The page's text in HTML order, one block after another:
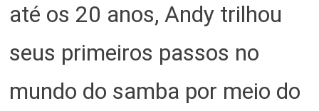
até os 20 anos, Andy trilhou
seus primeiros passos no
mundo do samba por meio do